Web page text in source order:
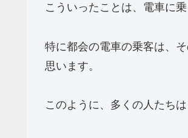
こういったことは、電車に
特に都会の電車の乗客は、
思います。
このように、多くの人たち